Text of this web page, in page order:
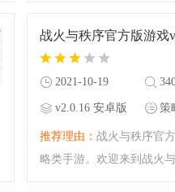
的画风却有着非常趣味的
战火与秩序官方版游戏
2021-10-19
v2.0.16 安卓版 策
推荐理由： 战火与秩序官
略类手游。欢迎来到战火